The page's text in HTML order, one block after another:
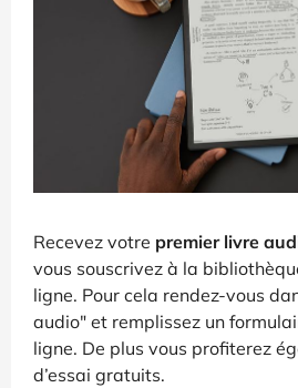
Recevez votre premier livre
vous souscrivez à la
ligne. Pour cela rendez-vous
audio" et remplissez un
ligne. De plus vous profiterez
d’essai gratuits.